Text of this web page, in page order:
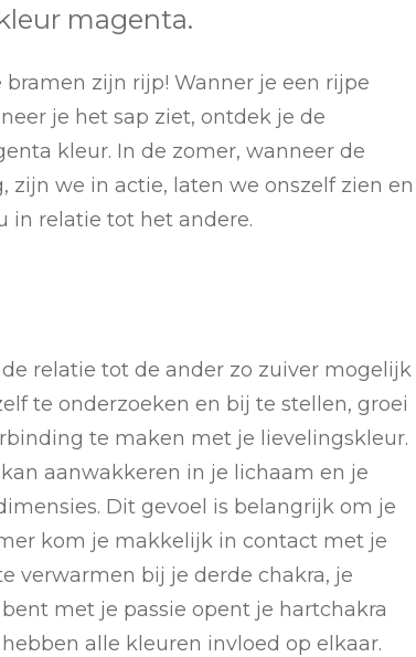
magenta.
zijn rijp! Wanner je een rijpe
je het sap ziet, ontdek je de
kleur. In de zomer, wanneer de
zijn we in actie, laten we onszelf zien en
in relatie tot het andere.
relatie tot de ander zo zuiver mogelijk
te onderzoeken en bij te stellen, groei
te maken met je lievelingskleur.
aanwakkeren in je lichaam en je
Dit gevoel is belangrijk om je
kom je makkelijk in contact met je
verwarmen bij je derde chakra, je
met je passie opent je hartchakra
alle kleuren invloed op elkaar.